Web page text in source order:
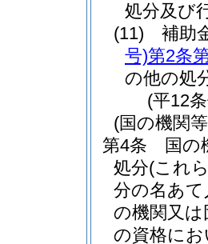
処分及び
(11)
補助
号)第2条
の他の処
(平12
(国の機関
第4条
国の
処分(これ
分の名あ
の機関又
の資格に